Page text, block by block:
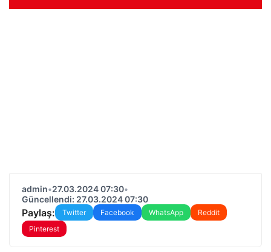
admin•27.03.2024 07:30•
Güncellendi: 27.03.2024 07:30
Paylaş: Twitter Facebook WhatsApp
Reddit
Pinterest